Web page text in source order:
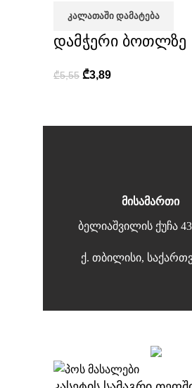
ᲙᲐᲚᲐᲗᲐᲨᲘ ᲓᲐᲛᲐᲢᲔᲑᲐ
დამჭერი ბოთლზე
₾5,55 ₾3,89
მისამართი
ბელიაშვილის ქუჩა
ქ. თბილისი,